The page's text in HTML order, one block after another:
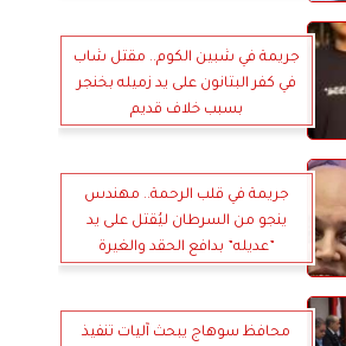
جريمة في شبين الكوم.. مقتل شاب
في كفر البتانون على يد زميله بخنجر
بسبب خلاف قديم
جريمة في قلب الرحمة.. مهندس
ينجو من السرطان ليُقتل على يد
”عديله” بدافع الحقد والغيرة
محافظ سوهاج يبحث آليات تنفيذ